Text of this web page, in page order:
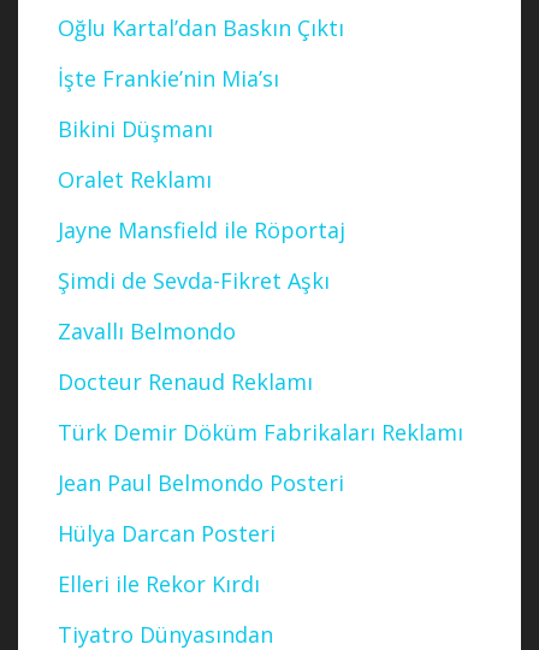
Oğlu Kartal’dan Baskın Çıktı
İşte Frankie’nin Mia’sı
Bikini Düşmanı
Oralet Reklamı
Jayne Mansfield ile Röportaj
Şimdi de Sevda-Fikret Aşkı
Zavallı Belmondo
Docteur Renaud Reklamı
Türk Demir Döküm Fabrikaları Reklamı
Jean Paul Belmondo Posteri
Hülya Darcan Posteri
Elleri ile Rekor Kırdı
Tiyatro Dünyasından